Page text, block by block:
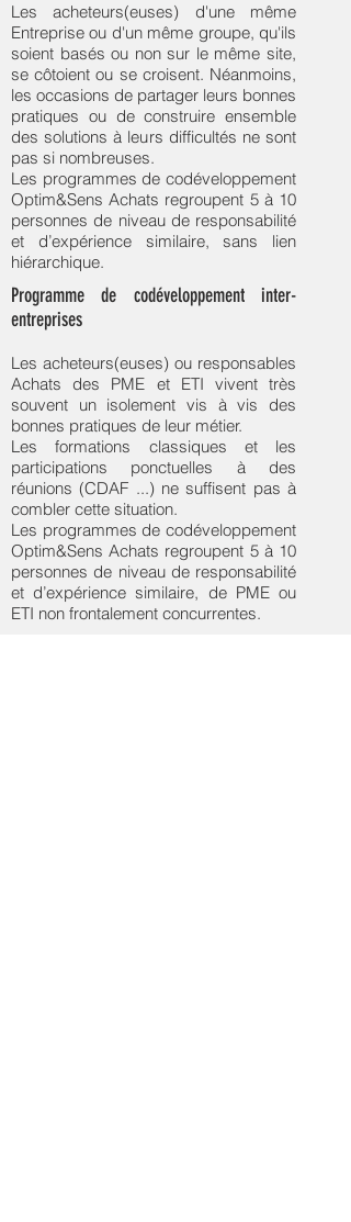
Les acheteurs(euses) d'une même
Entreprise ou d'un même groupe, qu'ils
soient basés ou non sur le même site,
se côtoient ou se croisent. Néanmoins,
les occasions de partager leurs bonnes
pratiques ou de construire ensemble
des solutions à leurs difficultés ne sont
pas si nombreuses.
Les programmes de codéveloppement
Optim&Sens Achats regroupent 5 à 10
personnes de niveau de responsabilité
et d’expérience similaire, sans lien
hiérarchique.
Programme de codéveloppement inter-
entreprises
Les acheteurs(euses) ou responsables
Achats des PME et ETI vivent très
souvent un isolement vis à vis des
bonnes pratiques de leur métier.
Les formations classiques et les
participations ponctuelles à des
réunions (CDAF ...) ne suffisent pas à
combler cette situation.
Les programmes de codéveloppement
Optim&Sens Achats regroupent 5 à 10
personnes de niveau de responsabilité
et d’expérience similaire, de PME ou
ETI non frontalement concurrentes.